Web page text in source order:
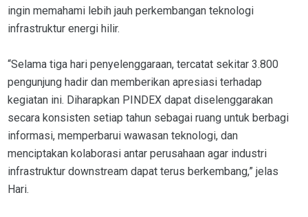
ingin memahami lebih jauh perkembangan teknologi
infrastruktur energi hilir.
“Selama tiga hari penyelenggaraan, tercatat sekitar 3.800
pengunjung hadir dan memberikan apresiasi terhadap
kegiatan ini. Diharapkan PINDEX dapat diselenggarakan
secara konsisten setiap tahun sebagai ruang untuk berbagi
informasi, memperbarui wawasan teknologi, dan
menciptakan kolaborasi antar perusahaan agar industri
infrastruktur downstream dapat terus berkembang,” jelas
Hari.